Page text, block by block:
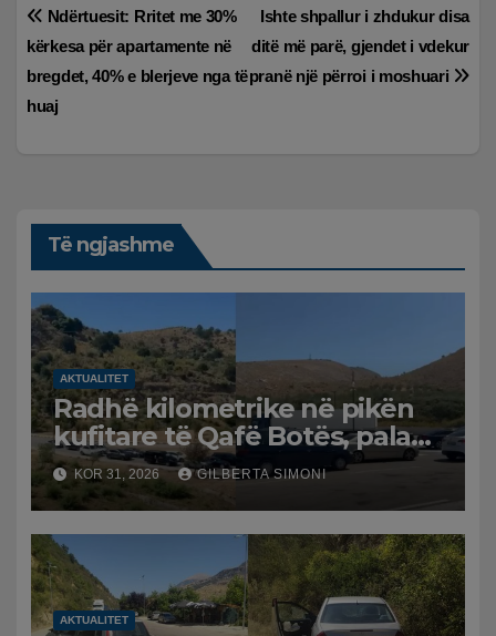
Lëvizje
te
postimet
Ishte shpallur i zhdukur disa
ditë më parë, gjendet i vdekur
pranë një përroi i moshuari
Ndërtuesit: Rritet me 30%
kërkesa për apartamente në
bregdet, 40% e blerjeve nga të
huaj
Të ngjashme
AKTUALITET
Radhë kilometrike në pikën
kufitare të Qafë Botës, pala
greke raporton defekt në
sistem, qytetarët mbeten të
bllokuar
KOR 31, 2026 GILBERTA SIMONI
AKTUALITET